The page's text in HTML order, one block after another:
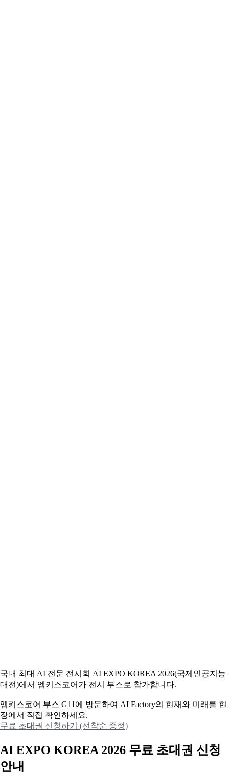
국내 최대 AI 전문 전시회 AI EXPO KOREA 2026(국제인공지능
대전)에서 엠키스코어가 전시 부스로 참가합니다.
엠키스코어 부스 G11에 방문하여 AI Factory의 현재와 미래를 현
장에서 직접 확인하세요.
무료 초대권 신청하기 (선착순 증정)
AI EXPO KOREA 2026 무료 초대권 신청
안내